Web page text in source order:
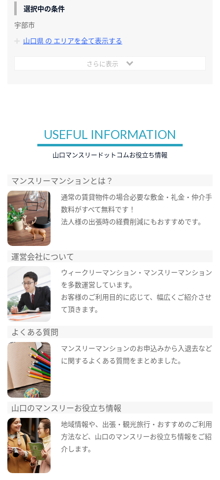
選択中の条件
宇部市
山口県 の エリアを全て表示する
さらに表示
USEFUL INFORMATION
山口マンスリードットコムお役立ち情報
マンスリーマンションとは？
通常の賃貸物件の場合必要な敷金・礼金・仲介手
数料がすべて無料です！
法人様の出張時の経費削減にもおすすめです。
運営会社について
ウィークリーマンション・マンスリーマンション
を多数運営しています。
お客様のご利用目的に応じて、幅広くご紹介させ
て頂きます。
よくある質問
マンスリーマンションのお申込みから入退去など
に関するよくある質問をまとめました。
山口のマンスリーお役立ち情報
地域情報や、出張・観光旅行・おすすめのご利用
方法など、山口のマンスリーお役立ち情報をご紹
介します。